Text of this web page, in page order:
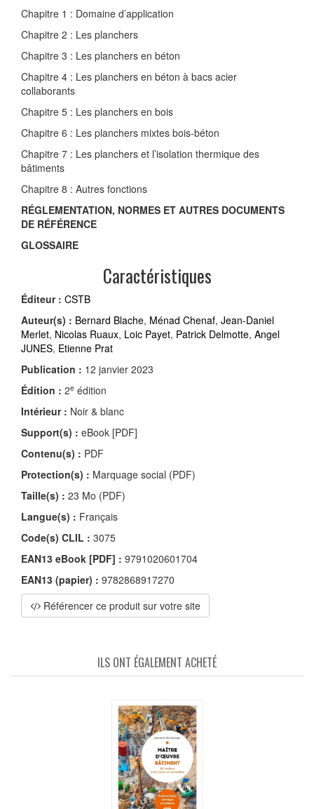
Chapitre 1 : Domaine d’application
Chapitre 2 : Les planchers
Chapitre 3 : Les planchers en béton
Chapitre 4 : Les planchers en béton à bacs acier
collaborants
Chapitre 5 : Les planchers en bois
Chapitre 6 : Les planchers mixtes bois-béton
Chapitre 7 : Les planchers et l’isolation thermique des
bâtiments
Chapitre 8 : Autres fonctions
RÉGLEMENTATION, NORMES ET AUTRES DOCUMENTS
DE RÉFÉRENCE
GLOSSAIRE
Caractéristiques
Éditeur : CSTB
Auteur(s) : Bernard Blache, Ménad Chenaf, Jean-Daniel
Merlet, Nicolas Ruaux, Loic Payet, Patrick Delmotte, Angel
JUNES, Etienne Prat
Publication : 12 janvier 2023
Édition : 2e édition
Intérieur : Noir & blanc
Support(s) : eBook [PDF]
Contenu(s) : PDF
Protection(s) : Marquage social (PDF)
Taille(s) : 23 Mo (PDF)
Langue(s) : Français
Code(s) CLIL : 3075
EAN13 eBook [PDF] : 9791020601704
EAN13 (papier) : 9782868917270
Référencer ce produit sur votre site
ILS ONT ÉGALEMENT ACHETÉ